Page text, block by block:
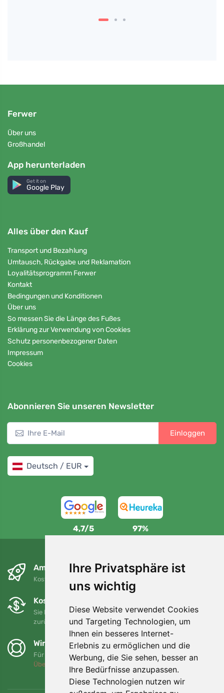
Ihre Privatsphäre ist
uns wichtig
Diese Website verwendet Cookies
und Targeting Technologien, um
Ihnen ein besseres Internet-
Erlebnis zu ermöglichen und die
Werbung, die Sie sehen, besser an
Ihre Bedürfnisse anzupassen.
Diese Technologien nutzen wir
Ferwer
Über uns
Großhandel
App herunterladen
Get it on
Google Play
Alles über den Kauf
Transport und Bezahlung
Umtausch, Rückgabe und Reklamation
Loyalitätsprogramm Ferwer
Kontakt
Bedingungen und Konditionen
Über uns
So messen Sie die Länge des Fußes
Erklärung zur Verwendung von Cookies
Schutz personenbezogener Daten
Impressum
Cookies
Abonnieren Sie unseren Newsletter
Einloggen
Deutsch / EUR
4,7/5 97%
Am nächsten Tag und kostenlos
Kostenloser Versand für Bestellungen über 80 EUR
Kostenloser Umtausch und Rückgabe
Sie können Ihre Bestellung jederzeit innerhalb von 90 Tagen
zurückgeben oder umtauschen.
Wir unterstützen Trees.org
Für jede Bestellung pflanzen wir einen Baum! Mehr lesen
Über uns